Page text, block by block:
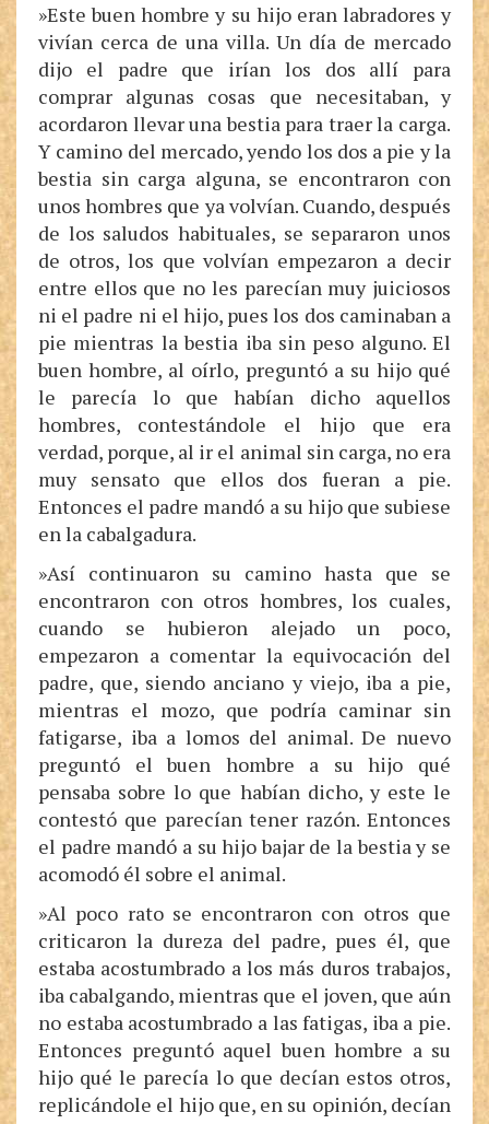
»Este buen hombre y su hijo eran labradores y
vivían cerca de una villa. Un día de mercado
dijo el padre que irían los dos allí para
comprar algunas cosas que necesitaban, y
acordaron llevar una bestia para traer la carga.
Y camino del mercado, yendo los dos a pie y la
bestia sin carga alguna, se encontraron con
unos hombres que ya volvían. Cuando, después
de los saludos habituales, se separaron unos
de otros, los que volvían empezaron a decir
entre ellos que no les parecían muy juiciosos
ni el padre ni el hijo, pues los dos caminaban a
pie mientras la bestia iba sin peso alguno. El
buen hombre, al oírlo, preguntó a su hijo qué
le parecía lo que habían dicho aquellos
hombres, contestándole el hijo que era
verdad, porque, al ir el animal sin carga, no era
muy sensato que ellos dos fueran a pie.
Entonces el padre mandó a su hijo que subiese
en la cabalgadura.
»Así continuaron su camino hasta que se
encontraron con otros hombres, los cuales,
cuando se hubieron alejado un poco,
empezaron a comentar la equivocación del
padre, que, siendo anciano y viejo, iba a pie,
mientras el mozo, que podría caminar sin
fatigarse, iba a lomos del animal. De nuevo
preguntó el buen hombre a su hijo qué
pensaba sobre lo que habían dicho, y este le
contestó que parecían tener razón. Entonces
el padre mandó a su hijo bajar de la bestia y se
acomodó él sobre el animal.
»Al poco rato se encontraron con otros que
criticaron la dureza del padre, pues él, que
estaba acostumbrado a los más duros trabajos,
iba cabalgando, mientras que el joven, que aún
no estaba acostumbrado a las fatigas, iba a pie.
Entonces preguntó aquel buen hombre a su
hijo qué le parecía lo que decían estos otros,
replicándole el hijo que, en su opinión, decían